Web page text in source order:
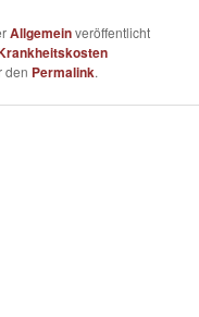
Allgemeinveröffentlicht
den Permalink.